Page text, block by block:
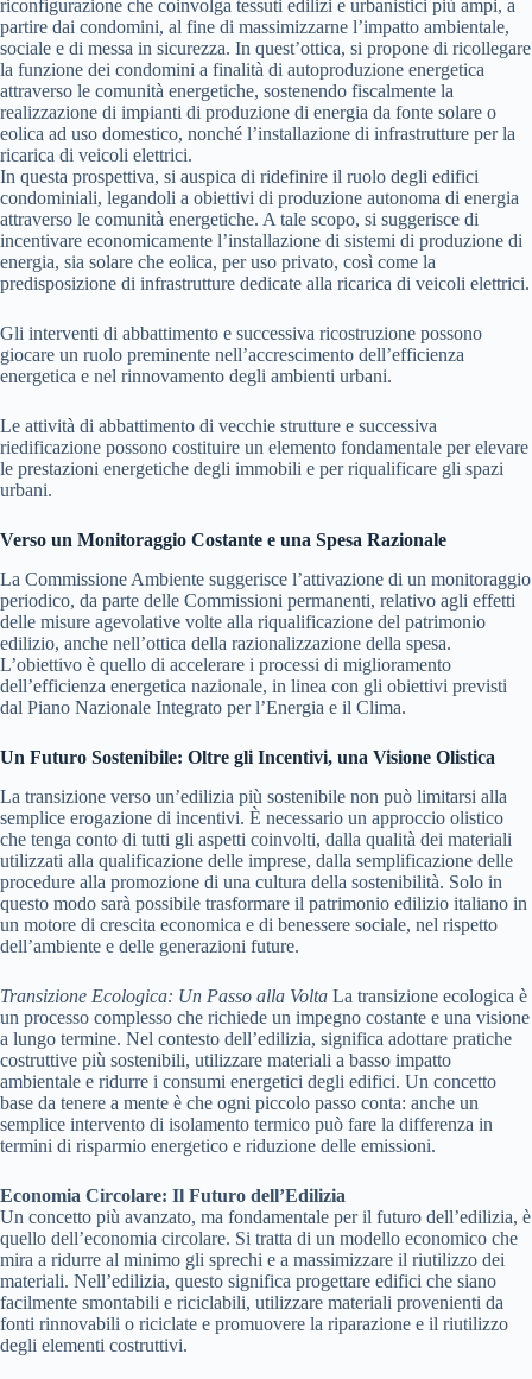
riconfigurazione che coinvolga tessuti edilizi e urbanistici più ampi, a
partire dai condomini, al fine di massimizzarne l’impatto ambientale,
sociale e di messa in sicurezza. In quest’ottica, si propone di ricollegare
la funzione dei condomini a finalità di autoproduzione energetica
attraverso le comunità energetiche, sostenendo fiscalmente la
realizzazione di impianti di produzione di energia da fonte solare o
eolica ad uso domestico, nonché l’installazione di infrastrutture per la
ricarica di veicoli elettrici.
In questa prospettiva, si auspica di ridefinire il ruolo degli edifici
condominiali, legandoli a obiettivi di produzione autonoma di energia
attraverso le comunità energetiche. A tale scopo, si suggerisce di
incentivare economicamente l’installazione di sistemi di produzione di
energia, sia solare che eolica, per uso privato, così come la
predisposizione di infrastrutture dedicate alla ricarica di veicoli elettrici.
Gli interventi di abbattimento e successiva ricostruzione possono
giocare un ruolo preminente nell’accrescimento dell’efficienza
energetica e nel rinnovamento degli ambienti urbani.
Le attività di abbattimento di vecchie strutture e successiva
riedificazione possono costituire un elemento fondamentale per elevare
le prestazioni energetiche degli immobili e per riqualificare gli spazi
urbani.
Verso un Monitoraggio Costante e una Spesa Razionale
La Commissione Ambiente suggerisce l’attivazione di un monitoraggio
periodico, da parte delle Commissioni permanenti, relativo agli effetti
delle misure agevolative volte alla riqualificazione del patrimonio
edilizio, anche nell’ottica della razionalizzazione della spesa.
L’obiettivo è quello di accelerare i processi di miglioramento
dell’efficienza energetica nazionale, in linea con gli obiettivi previsti
dal Piano Nazionale Integrato per l’Energia e il Clima.
Un Futuro Sostenibile: Oltre gli Incentivi, una Visione Olistica
La transizione verso un’edilizia più sostenibile non può limitarsi alla
semplice erogazione di incentivi. È necessario un approccio olistico
che tenga conto di tutti gli aspetti coinvolti, dalla qualità dei materiali
utilizzati alla qualificazione delle imprese, dalla semplificazione delle
procedure alla promozione di una cultura della sostenibilità. Solo in
questo modo sarà possibile trasformare il patrimonio edilizio italiano in
un motore di crescita economica e di benessere sociale, nel rispetto
dell’ambiente e delle generazioni future.
Transizione Ecologica: Un Passo alla Volta La transizione ecologica è
un processo complesso che richiede un impegno costante e una visione
a lungo termine. Nel contesto dell’edilizia, significa adottare pratiche
costruttive più sostenibili, utilizzare materiali a basso impatto
ambientale e ridurre i consumi energetici degli edifici. Un concetto
base da tenere a mente è che ogni piccolo passo conta: anche un
semplice intervento di isolamento termico può fare la differenza in
termini di risparmio energetico e riduzione delle emissioni.
Economia Circolare: Il Futuro dell’Edilizia
Un concetto più avanzato, ma fondamentale per il futuro dell’edilizia, è
quello dell’economia circolare. Si tratta di un modello economico che
mira a ridurre al minimo gli sprechi e a massimizzare il riutilizzo dei
materiali. Nell’edilizia, questo significa progettare edifici che siano
facilmente smontabili e riciclabili, utilizzare materiali provenienti da
fonti rinnovabili o riciclate e promuovere la riparazione e il riutilizzo
degli elementi costruttivi.